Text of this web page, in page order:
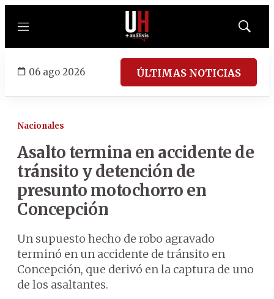
Menú
Mostrar
06 ago 2026 ÚLTIMAS NOTICIAS
Nacionales
Asalto termina en accidente de
tránsito y detención de
presunto motochorro en
Concepción
Un supuesto hecho de robo agravado
terminó en un accidente de tránsito en
Concepción, que derivó en la captura de uno
de los asaltantes.